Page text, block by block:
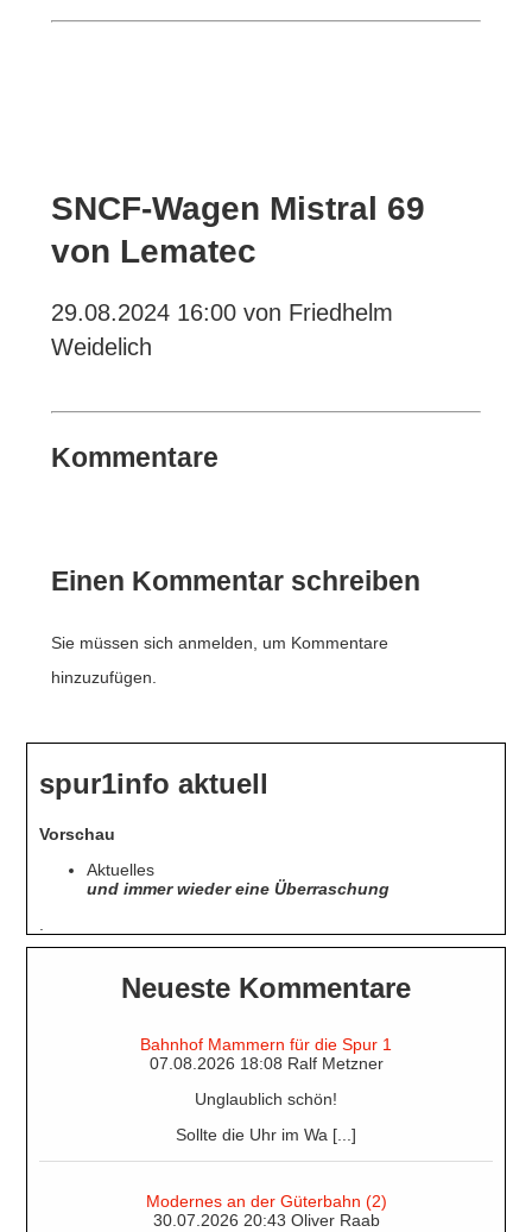
SNCF-Wagen Mistral 69
von Lematec
29.08.2024 16:00von Friedhelm
Weidelich
Kommentare
Einen Kommentar schreiben
Sie müssen sich anmelden, um Kommentare
hinzuzufügen.
spur1info aktuell
Vorschau
Aktuelles
und immer wieder eine Überraschung
Neueste Kommentare
Bahnhof Mammern für die Spur 1
07.08.2026 18:08 Ralf Metzner
Unglaublich schön!
Sollte die Uhr im Wa [...]
Modernes an der Güterbahn (2)
30.07.2026 20:43 Oliver Raab